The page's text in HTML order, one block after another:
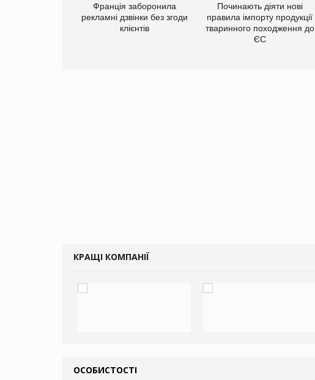
Франція заборонила
рекламні дзвінки без згоди
клієнтів
Починають діяти нові
правила імпорту продукції
тваринного походження до
ЄС
КРАЩІ КОМПАНІЇ
ОСОБИСТОСТІ